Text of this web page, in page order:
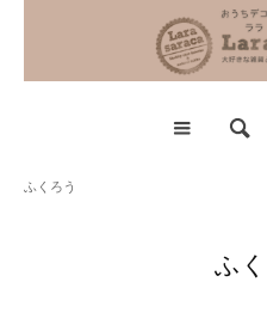
ふくろう
ふ